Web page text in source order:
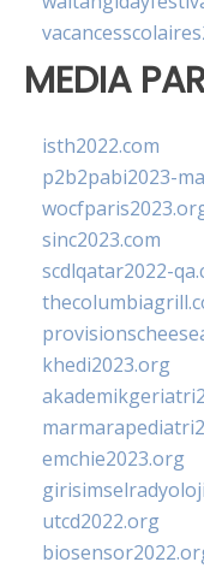
MEDIA
isth2022.com
p2b2pabi2023-
sinc2023.com
scdlqatar2022-
khedi2023.org
emchie2023.org
utcd2022.org